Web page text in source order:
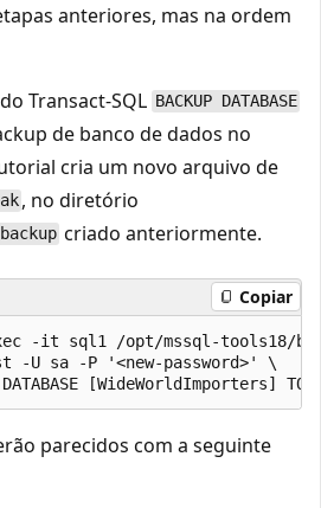
anteriores, mas na ordem
Transact-SQL BACKUP DATABASE
de banco de dados no
cria um novo arquivo de
, no diretório
criado anteriormente.
Copiar
-it sql1 /opt/mssql-tools18/
-U sa -P '<new-password>' \
parecidos com a seguinte